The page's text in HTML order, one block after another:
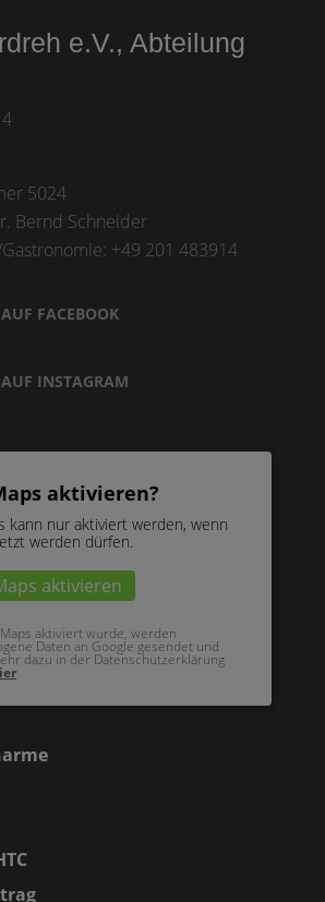
e.V., Abteilung
5024
Bernd Schneider
+49 201 483914
FACEBOOK
INSTAGRAM
aktivieren?
kann nur aktiviert werden, wenn
werden dürfen.
aktivieren
aktiviert wurde, werden
Daten an Google gesendet und
dazu in der Datenschutzerklärung